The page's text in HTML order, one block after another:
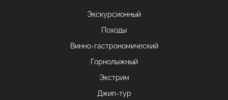
Экскурсионный
Походы
Винно-гастрономический
Горнолыжный
Экстрим
Джип-тур